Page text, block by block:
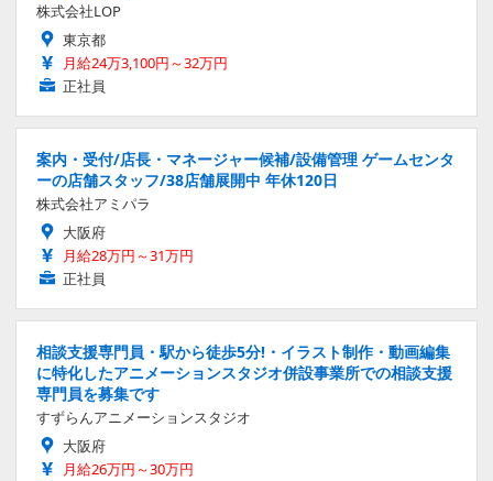
株式会社LOP
東京都
月給24万3,100円～32万円
正社員
案内・受付/店長・マネージャー候補/設備管理 ゲームセンタ
ーの店舗スタッフ/38店舗展開中 年休120日
株式会社アミパラ
大阪府
月給28万円～31万円
正社員
相談支援専門員・駅から徒歩5分!・イラスト制作・動画編集
に特化したアニメーションスタジオ併設事業所での相談支援
専門員を募集です
すずらんアニメーションスタジオ
大阪府
月給26万円～30万円